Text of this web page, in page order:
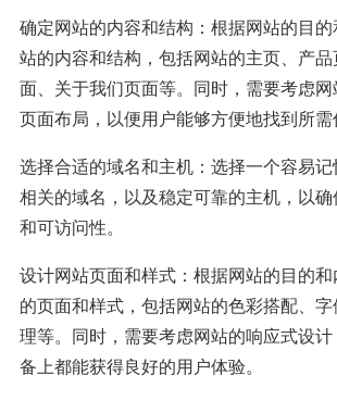
确定网站的内容和结构：根据网站的目
站的内容和结构，包括网站的主页、产
面、关于我们页面等。同时，需要考虑
页面布局，以便用户能够方便地找到所需
选择合适的域名和主机：选择一个容易
相关的域名，以及稳定可靠的主机，以
和可访问性。
设计网站页面和样式：根据网站的目的
的页面和样式，包括网站的色彩搭配、
理等。同时，需要考虑网站的响应式设
备上都能获得良好的用户体验。